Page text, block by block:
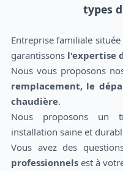
types
Entreprise familiale
garantissons l'expertise
Nous vous proposons
remplacement, le
chaudière.
Nous proposons un
installation saine et
Vous avez des
professionnelsest à